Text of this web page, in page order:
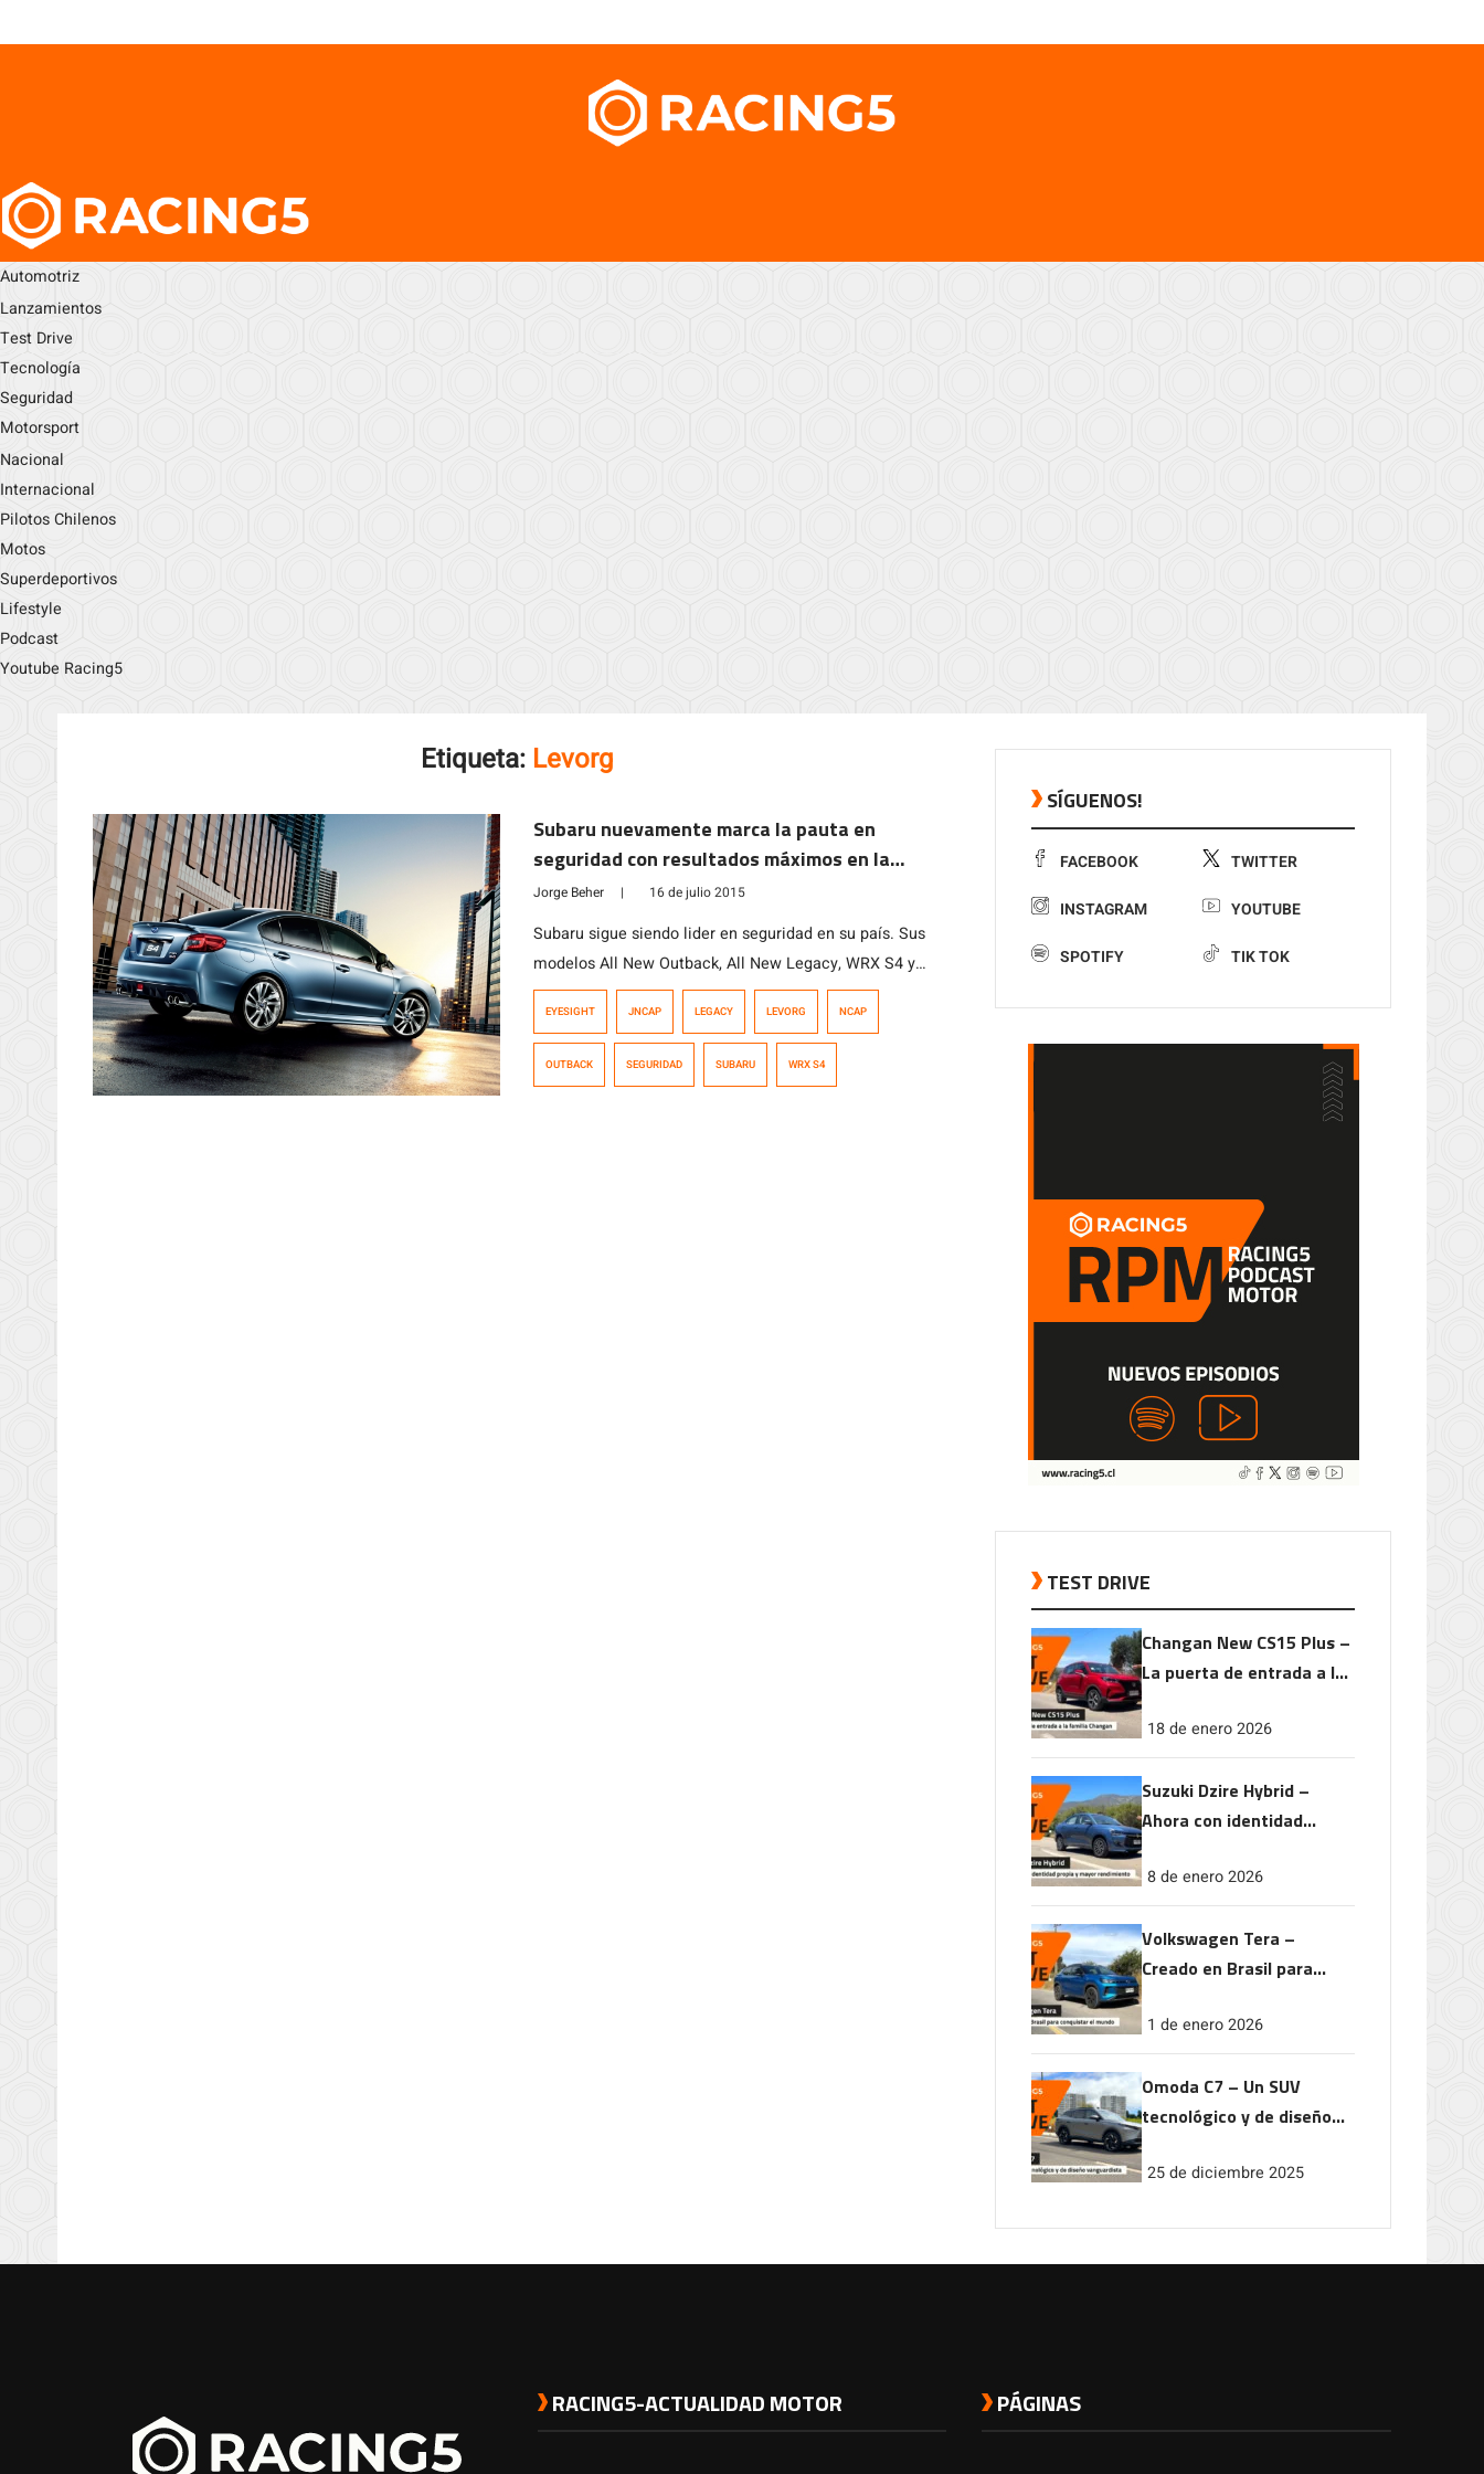
Automotriz
Lanzamientos
Test Drive
Tecnología
Seguridad
Motorsport
Nacional
Internacional
Pilotos Chilenos
Motos
Superdeportivos
Lifestyle
Podcast
Youtube Racing5
Etiqueta: Levorg
Subaru nuevamente marca la pauta en
seguridad con resultados máximos en la
JNCAP
Jorge Beher | 16 de julio 2015
Subaru sigue siendo lider en seguridad en su país. Sus
modelos All New Outback, All New Legacy, WRX S4 y
Levorg, que portan el sistema de radar EyeSight de
JNCAP ASV+” en la evaluación del desempeño en
EYESIGHT JNCAP LEGACY LEVORG NCAP
OUTBACK SEGURIDAD SUBARU WRX S4
SÍGUENOS!
FACEBOOK TWITTER
INSTAGRAM YOUTUBE
SPOTIFY TIK TOK
TEST DRIVE
Changan New CS15 Plus –
La puerta de entrada a la
18 de enero 2026
Suzuki Dzire Hybrid –
Ahora con identidad
rendimiento
8 de enero 2026
Volkswagen Tera –
Creado en Brasil para
1 de enero 2026
Omoda C7 – Un SUV
tecnológico y de diseño
25 de diciembre 2025
RACING5-ACTUALIDAD MOTOR PÁGINAS